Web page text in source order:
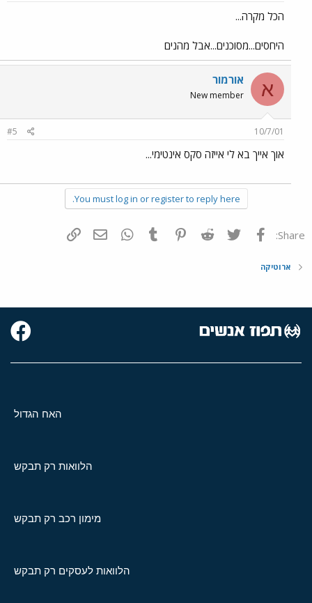
הכל מקרה...
היחסים...מסוכנים...אבל מהנים
א אורמור
New member
10/7/01
#5
אוך אייך בא לי אייזה סקס אינטימי...
You must log in or register to reply here.
Share: פייסבוק Twitter
Reddit
Pinterest
Tumblr
WhatsAppדואר אלקטרוני
ארוטיקה
האח הגדול
הלוואות רק תבקש
מימון רכב רק תבקש
הלוואות לעסקים רק תבקש